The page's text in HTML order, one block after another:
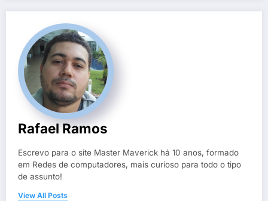
Rafael Ramos
Escrevo para o site Master Maverick há 10 anos, formado
em Redes de computadores, mais curioso para todo o tipo
de assunto!
View All Posts